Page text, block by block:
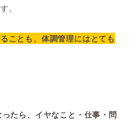
。
ことも、体調管理にはとても
たら、イヤなこと・仕事・問